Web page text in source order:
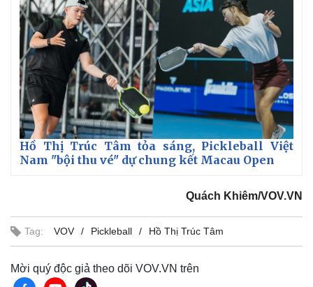
Thế giới
Quan sát
Cuộc sống đó đây
Video
Ảnh
Infographic
Hồ Thị Trúc Tâm tỏa sáng, Pickleball Việt
Nam "bội thu vé" dự chung kết Macau Open
Quách Khiêm/VOV.VN
Tag: VOV Pickleball Hồ Thị Trúc Tâm
Mời quý độc giả theo dõi VOV.VN trên